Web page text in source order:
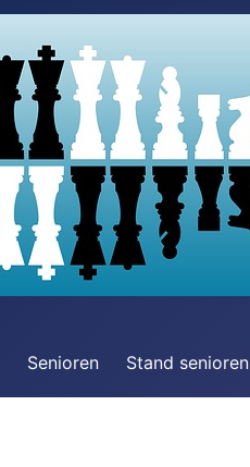
Senioren Stand senioren